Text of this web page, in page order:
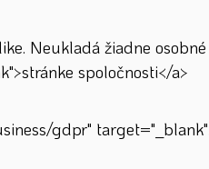
Neukladá žiadne
spoločnosti</a>
gdpr"